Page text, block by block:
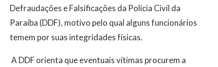
Defraudações e Falsificações da Polícia Civil da
Paraíba (DDF), motivo pelo qual alguns funcionários
temem por suas integridades físicas.
A DDF orienta que eventuais vítimas procurem a